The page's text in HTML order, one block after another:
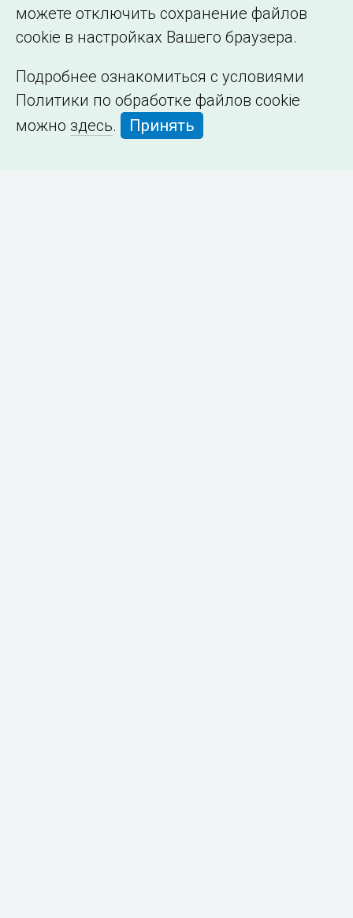
можете отключить сохранение файлов
cookie в настройках Вашего браузера.
Подробнее ознакомиться с условиями
Политики по обработке файлов cookie
можно здесь. Принять